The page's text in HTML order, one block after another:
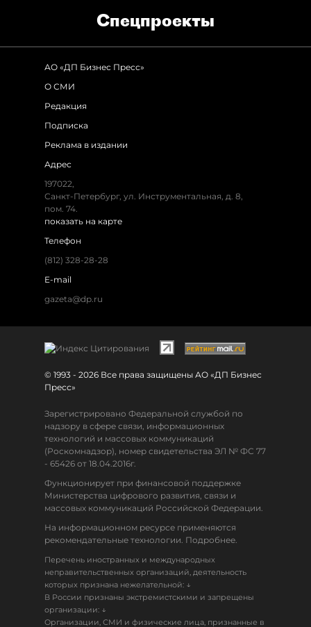
Спец­проекты
АО «ДП Бизнес Пресс»
О СМИ
Редакция
Подписка
Реклама в издании
Адрес
197022,
Санкт-Петербург, ул. Инструментальная, д. 8,
пом. 74.
показать на карте
Телефон
(812) 328-28-28
E-mail
gazeta@dp.ru
© 1993 - 2026 Все права защищены АО «ДП Бизнес
Пресс»
Зарегистрировано Федеральной службой по
надзору в сфере связи, информационных
технологий и массовых коммуникаций
(Роскомнадзор), номер свидетельства ЭЛ № ФС 77
- 65426 от 18.04.2016г.
Функционирует при финансовой поддержке
Министерства цифрового развития, связи и
массовых коммуникаций Российской Федерации.
На информационном ресурсе применяются
рекомендательные технологии. Подробнее.
Перечень иностранных и международных
неправительственных организаций, деятельность
которых признана нежелательной: ↓
В России признаны экстремистскими и запрещены
организации: ↓
Организации, СМИ и физические лица, признанные в